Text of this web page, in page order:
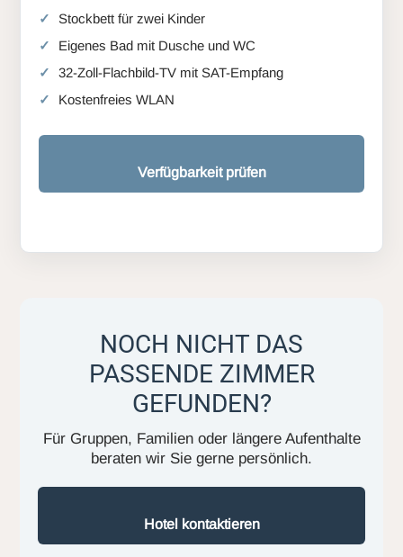
Stockbett für zwei Kinder
Eigenes Bad mit Dusche und WC
32-Zoll-Flachbild-TV mit SAT-Empfang
Kostenfreies WLAN
Verfügbarkeit prüfen
NOCH NICHT DAS
PASSENDE ZIMMER
GEFUNDEN?
Für Gruppen, Familien oder längere Aufenthalte
beraten wir Sie gerne persönlich.
Hotel kontaktieren